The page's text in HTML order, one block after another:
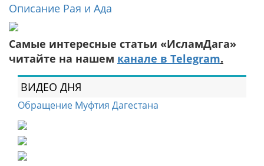
Описание Рая и Ада
Самые интересные статьи «ИсламДага»
читайте на нашем канале в Telegram.
ВИДЕО ДНЯ
Обращение Муфтия Дагестана